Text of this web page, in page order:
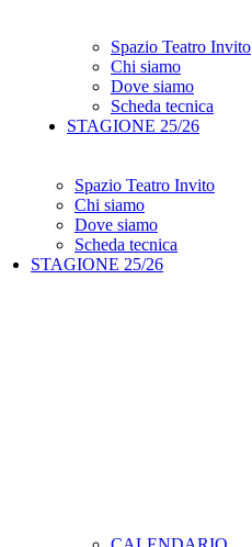
Spazio Teatro Invito
Chi siamo
Dove siamo
Scheda tecnica
STAGIONE 25/26
Spazio Teatro Invito
Chi siamo
Dove siamo
Scheda tecnica
STAGIONE 25/26